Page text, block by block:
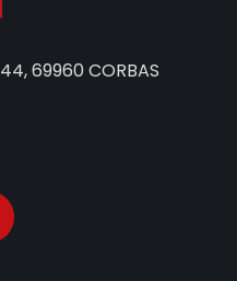
69960 CORBAS